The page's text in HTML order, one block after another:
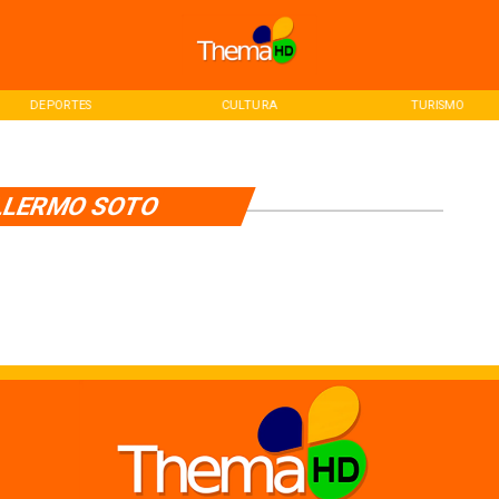
DEPORTES CULTURA TURISMO
SOTO